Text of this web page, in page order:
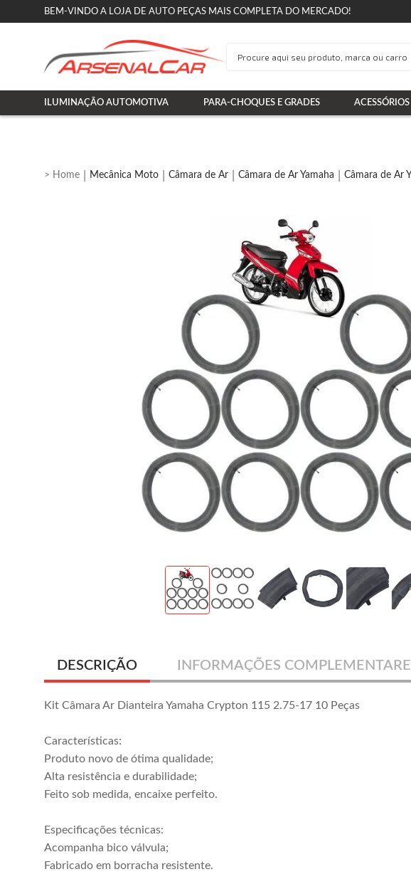
BEM-VINDO A LOJA DE AUTO PEÇAS MAIS COMPLETA DO MERCADO!
ILUMINAÇÃO AUTOMOTIVA PARA-CHOQUES E GRADES
Mecânica Moto Câmara de Ar Câmara de Ar Yamaha Câmara de Ar
DESCRIÇÃO INFORMAÇÕES
Kit Câmara Ar Dianteira Yamaha Crypton 115 2.75-17 10 Peças
Características:
Produto novo de ótima qualidade;
Alta resistência e durabilidade;
Feito sob medida, encaixe perfeito.
Especificações técnicas:
Acompanha bico válvula;
Fabricado em borracha resistente.